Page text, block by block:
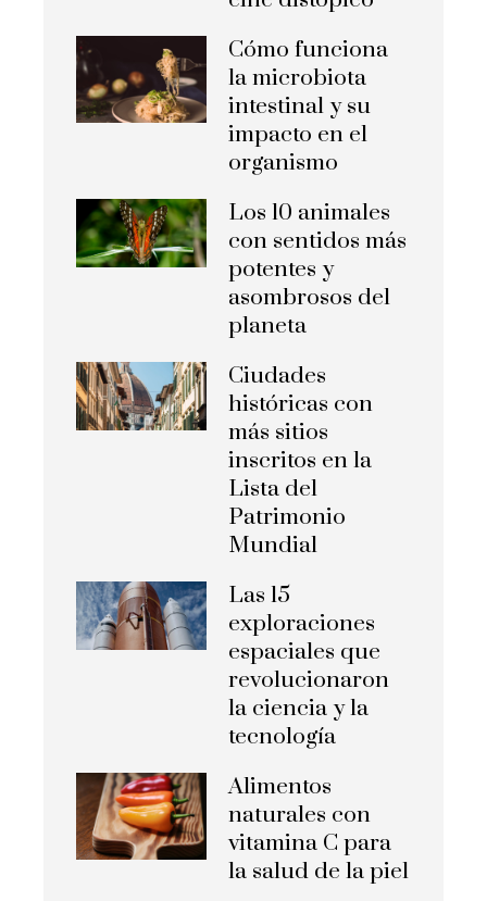
Cómo funciona
la microbiota
intestinal y su
impacto en el
organismo
Los 10 animales
con sentidos más
potentes y
asombrosos del
planeta
Ciudades
históricas con
más sitios
inscritos en la
Lista del
Patrimonio
Mundial
Las 15
exploraciones
espaciales que
revolucionaron
la ciencia y la
tecnología
Alimentos
naturales con
vitamina C para
la salud de la piel